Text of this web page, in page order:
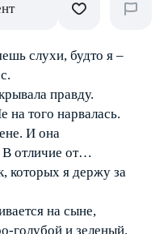
слухи, будто я –
правду.
на того нарвалась.
И она
отличие от…
которых я держу за
на сыне,
голубой и зеленый.